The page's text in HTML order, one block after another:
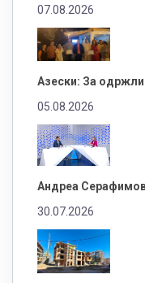
07.08.2026
Азески: За
05.08.2026
Андреа
30.07.2026